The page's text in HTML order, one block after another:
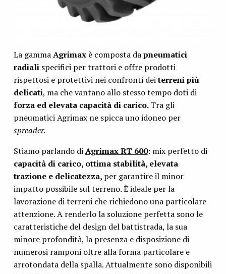
La gammaAgrimaxè composta dapneumatici
radialispecifici per trattori e offre prodotti
rispettosi e protettivi nei confronti deiterreni più
delicati, ma che vantano allo stesso tempo doti di
forza ed elevata capacità di carico.Tra gli
pneumatici Agrimax ne spicca uno idoneo per
spreader.
Stiamo parlando diAgrimax RT 600: mix perfetto di
capacità di carico, ottima stabilità, elevata
trazione e delicatezza, per garantire il minor
impatto possibile sul terreno.È ideale per la
lavorazione di terreni che richiedono una particolare
attenzione. A renderlo la soluzione perfetta sono le
caratteristiche del design del battistrada, la sua
minore profondità, la presenza e disposizione di
numerosi ramponi oltre alla forma particolare e
arrotondata della spalla. Attualmente sono disponibili